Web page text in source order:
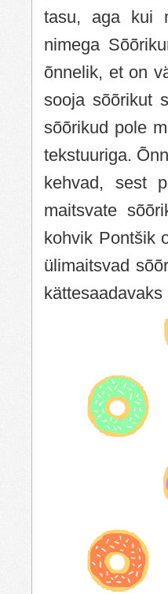
tasu, aga kui
nimega
õnnelik, et on
sooja sõõrikut
sõõrikud pole
tekstuuriga.
kehvad, sest
maitsvate
kohvik Pontšik
ülimaitsvad
kättesaadavaks